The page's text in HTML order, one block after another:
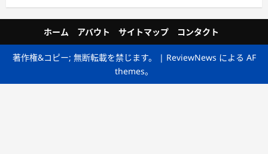
ホーム アバウト サイトマップ コンタクト
著作権&コピー; 無断転載を禁じます。 | ReviewNews による AF
themes。